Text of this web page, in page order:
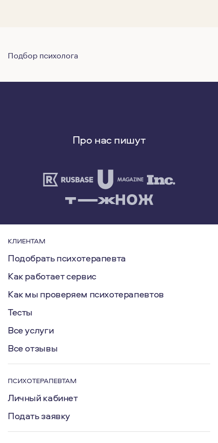
Подбор психолога
Про нас пишут
КЛИЕНТАМ
Подобрать психотерапевта
Как работает сервис
Как мы проверяем психотерапевтов
Тесты
Все услуги
Все отзывы
ПСИХОТЕРАПЕВТАМ
Личный кабинет
Подать заявку